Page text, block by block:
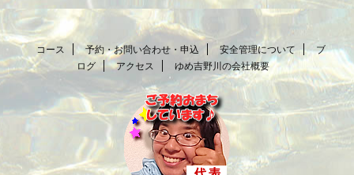
コース 予約・お問い合わせ・申込 安全管理について
ブ
ログ
アクセス ゆめ吉野川の会社概要